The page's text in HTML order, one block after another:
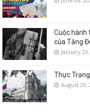
Cuộc hành
của Tăng
January
Thực
August 29,